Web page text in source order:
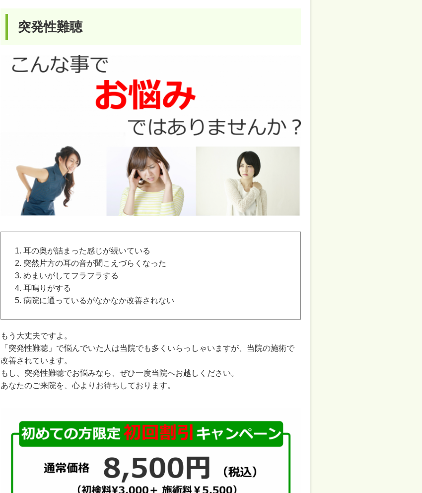
突発性難聴
耳の奥が詰まった感じが続いている
突然片方の耳の音が聞こえづらくなった
めまいがしてフラフラする
耳鳴りがする
病院に通っているがなかなか改善されない
もう大丈夫ですよ。
「突発性難聴」で悩んでいた人は当院でも多くいらっしゃいますが、当院の施術で
改善されています。
もし、突発性難聴でお悩みなら、ぜひ一度当院へお越しください。
あなたのご来院を、心よりお待ちしております。